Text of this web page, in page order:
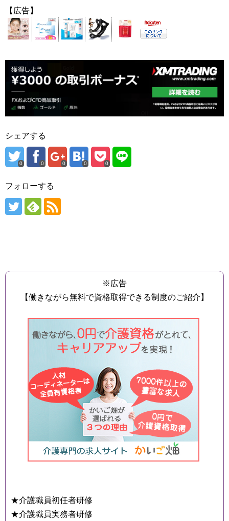
【広告】
シェアする
0 0 0 0 0
フォローする
※広告
【働きながら無料で資格取得できる制度のご紹介】
★介護職員初任者研修
★介護職員実務者研修